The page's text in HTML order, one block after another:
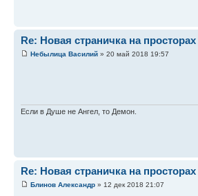
Re: Новая страничка на просторах
Небылица Василий » 20 май 2018 19:57
Если в Душе не Ангел, то Демон.
Re: Новая страничка на просторах
Блинов Александр » 12 дек 2018 21:07